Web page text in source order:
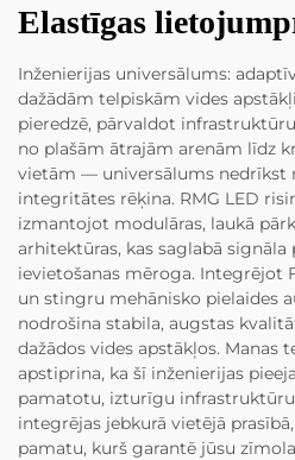
Elastīgas
Inženierijas universālums:
dažādām telpiskām vides
pieredzē, pārvaldot
no plašām ātrajām arenām līdz
vietām — universālums nedrīkst
integritātes rēķina. RMG LED
izmantojot modulāras, laukā
arhitektūras, kas saglabā
ievietošanas mēroga. Integrējot
un stingru mehānisko pielaides
nodrošina stabila, augstas
dažādos vides apstākļos. Manas
apstiprina, ka šī inženierijas
pamatotu, izturīgu
integrējas jebkurā vietējā
pamatu, kurš garantē jūsu